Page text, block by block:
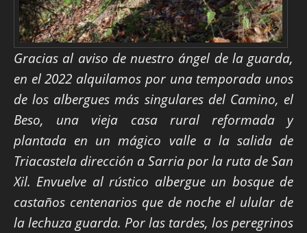
Gracias al aviso de nuestro ángel de la guarda,
en el 2022 alquilamos por una temporada unos
de los albergues más singulares del Camino, el
Beso, una vieja casa rural reformada y
plantada en un mágico valle a la salida de
Triacastela dirección a Sarria por la ruta de San
Xil. Envuelve al rústico albergue un bosque de
castaños centenarios que de noche el ulular de
la lechuza guarda. Por las tardes, los peregrinos